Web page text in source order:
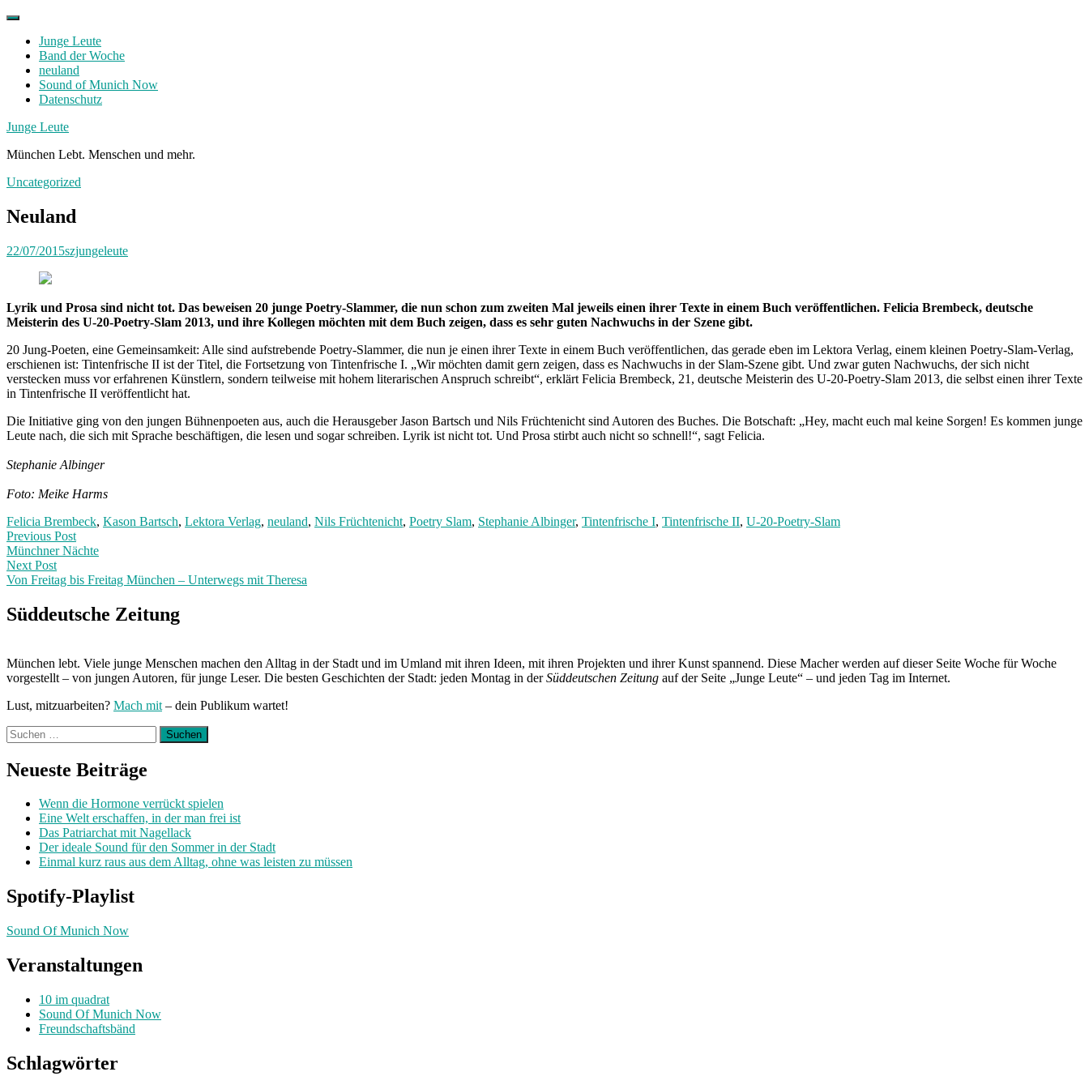
Skip
contentJunge Leute
Band der Woche
neuland
Sound of Munich Now
Datenschutz
Facebook
Twitter
Instagram
Junge Leute
München Lebt. Menschen und mehr.
Uncategorized
Neuland
22/07/2015szjungeleute
Lyrik und Prosa sind nicht tot. Das beweisen 20 junge Poetry-Slammer, die nun schon zum zweiten Mal jeweils einen ihrer Texte in einem Buch veröffentlichen. Felicia Brembeck, deutsche
Meisterin des U-20-Poetry-Slam 2013, und ihre Kollegen möchten mit dem Buch zeigen, dass es sehr guten Nachwuchs in der Szene gibt.
20 Jung-Poeten, eine Gemeinsamkeit: Alle sind aufstrebende Poetry-Slammer, die nun je einen ihrer Texte in einem Buch veröffentlichen, das gerade eben im Lektora Verlag, einem kleinen Poetry-Slam-Verlag,
erschienen ist: Tintenfrische II ist der Titel, die Fortsetzung von Tintenfrische I. „Wir möchten damit gern zeigen, dass es Nachwuchs in der Slam-Szene gibt. Und zwar guten Nachwuchs, der sich nicht
verstecken muss vor erfahrenen Künstlern, sondern teilweise mit hohem literarischen Anspruch schreibt“, erklärt Felicia Brembeck, 21, deutsche Meisterin des U-20-Poetry-Slam 2013, die selbst einen ihrer Texte
in Tintenfrische II veröffentlicht hat.
Die Initiative ging von den jungen Bühnenpoeten aus, auch die Herausgeber Jason Bartsch und Nils Früchtenicht sind Autoren des Buches. Die Botschaft: „Hey, macht euch mal keine Sorgen! Es kommen junge
Leute nach, die sich mit Sprache beschäftigen, die lesen und sogar schreiben. Lyrik ist nicht tot. Und Prosa stirbt auch nicht so schnell!“, sagt Felicia.
Stephanie Albinger
Foto: Meike Harms
Felicia Brembeck, Kason Bartsch, Lektora Verlag, neuland, Nils Früchtenicht, Poetry Slam, Stephanie Albinger, Tintenfrische I, Tintenfrische II, U-20-Poetry-Slam
Post
navigation
Previous PostPrevious
post:
Münchner Nächte
Next Post
Von Freitag bis Freitag München – Unterwegs mit Theresa
Post:
Süddeutsche Zeitung
München lebt. Viele junge Menschen machen den Alltag in der Stadt und im Umland mit ihren Ideen, mit ihren Projekten und ihrer Kunst spannend. Diese Macher werden auf dieser Seite Woche für Woche
vorgestellt – von jungen Autoren, für junge Leser. Die besten Geschichten der Stadt: jeden Montag in derSüddeutschen Zeitung auf der Seite „Junge Leute“ – und jeden Tag im Internet.
Lust, mitzuarbeiten? Mach mit – dein Publikum wartet!
Suchen
nach:
Neueste Beiträge
Wenn die Hormone verrückt spielen
Eine Welt erschaffen, in der man frei ist
Das Patriarchat mit Nagellack
Der ideale Sound für den Sommer in der Stadt
Einmal kurz raus aus dem Alltag, ohne was leisten zu müssen
Spotify-Playlist
Sound Of Munich Now
Veranstaltungen
10 im quadrat
Sound Of Munich Now
Freundschaftsbänd
Schlagwörter